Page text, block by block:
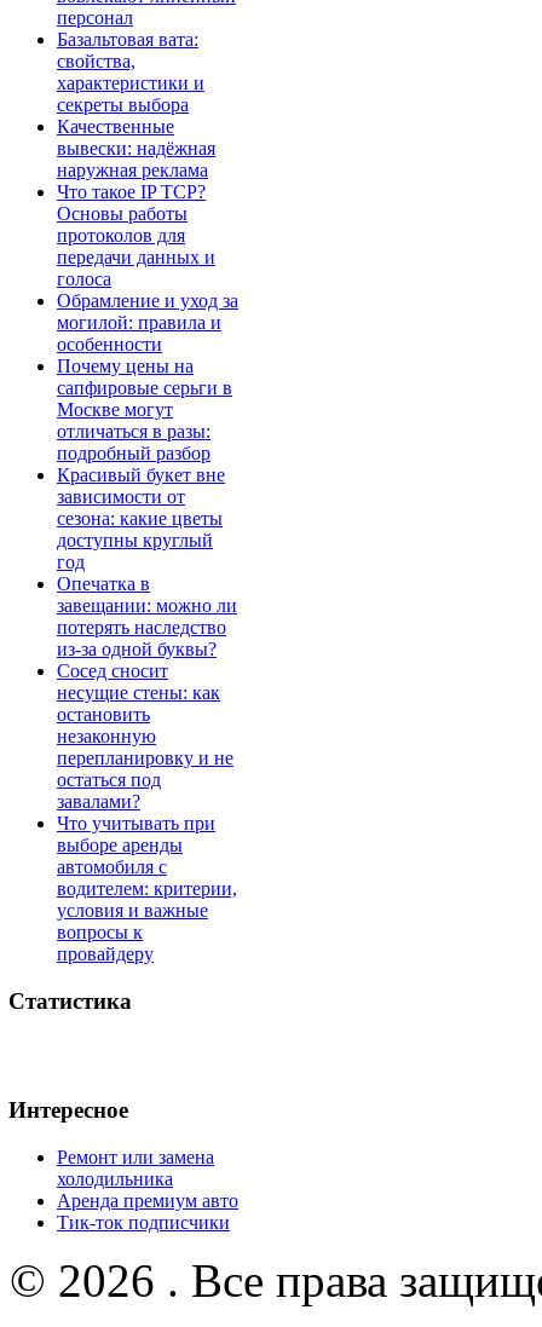
персонал
Базальтовая вата:
свойства,
характеристики и
секреты выбора
Качественные
вывески: надёжная
наружная реклама
Что такое IP TCP?
Основы работы
протоколов для
передачи данных и
голоса
Обрамление и уход за
могилой: правила и
особенности
Почему цены на
сапфировые серьги в
Москве могут
отличаться в разы:
подробный разбор
Красивый букет вне
зависимости от
сезона: какие цветы
доступны круглый
год
Опечатка в
завещании: можно ли
потерять наследство
из-за одной буквы?
Сосед сносит
несущие стены: как
остановить
незаконную
перепланировку и не
остаться под
завалами?
Что учитывать при
выборе аренды
автомобиля с
водителем: критерии,
условия и важные
вопросы к
провайдеру
Статистика
Интересное
Ремонт или замена
холодильника
Аренда премиум авто
Тик-ток подписчики
© 2026 . Все права